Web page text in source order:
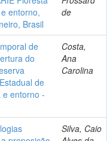
entorno,
Brasil
de
de
do
de
e entorno -
Costa,
Ana
Carolina
Silva, Caio